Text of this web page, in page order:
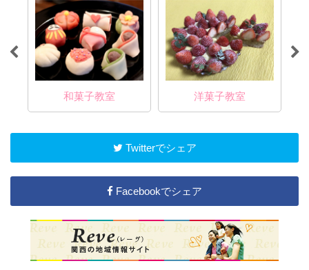
和菓子教室 洋菓子教室
Twitterでシェア
Facebookでシェア